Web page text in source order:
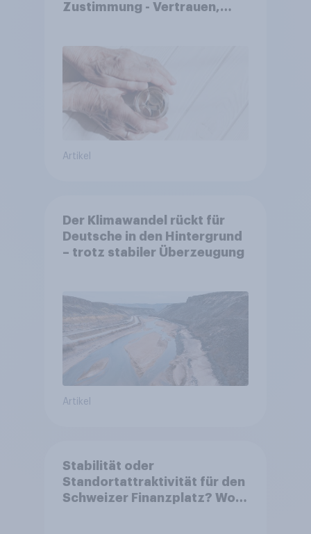
Zustimmung - Vertrauen,
Akzeptanz
Artikel
Der Klimawandel rückt für
Deutsche in den Hintergrund
– trotz stabiler Überzeugung
Artikel
Stabilität oder
Standortattraktivität für den
Schweizer Finanzplatz? Wo